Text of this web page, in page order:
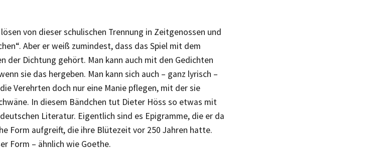
von dieser schulischen Trennung in Zeitgenossen und
Aber er weiß zumindest, dass das Spiel mit dem
der Dichtung gehört. Man kann auch mit den Gedichten
sie das hergeben. Man kann sich auch – ganz lyrisch –
Verehrten doch nur eine Manie pflegen, mit der sie
In diesem Bändchen tut Dieter Höss so etwas mit
Literatur. Eigentlich sind es Epigramme, die er da
Form aufgreift, die ihre Blütezeit vor 250 Jahren hatte.
Form – ähnlich wie Goethe.